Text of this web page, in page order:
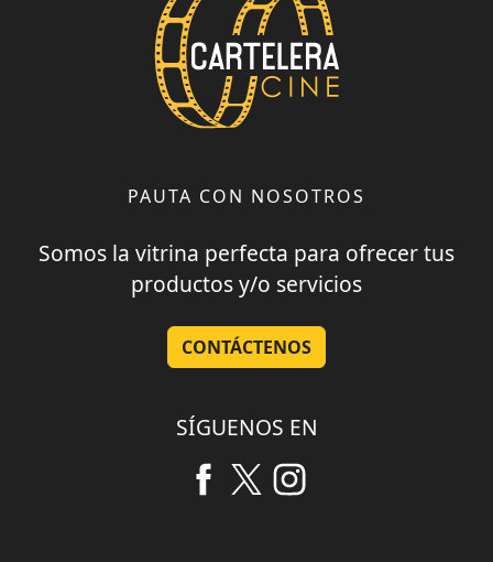
PAUTA CON NOSOTROS
Somos la vitrina perfecta para ofrecer tus
productos y/o servicios
CONTÁCTENOS
SÍGUENOS EN